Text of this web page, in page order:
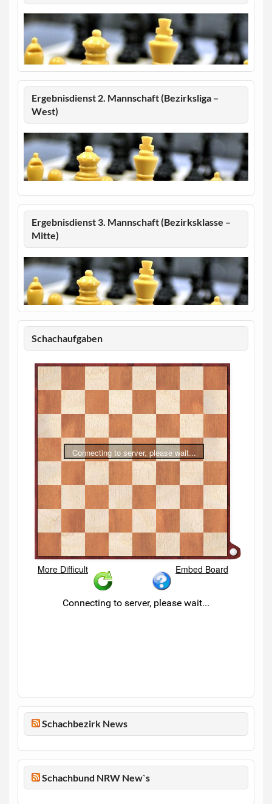
Ergebnisdienst 2. Mannschaft (Bezirksliga –
West)
Ergebnisdienst 3. Mannschaft (Bezirksklasse –
Mitte)
Schachaufgaben
Schachbezirk News
Schachbund NRW New`s